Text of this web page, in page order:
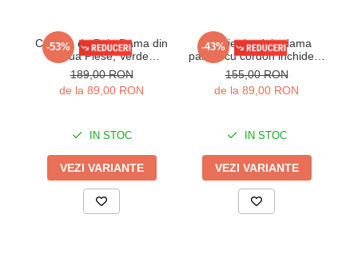
-53%
Costum de Baie Dama din
Doua Piese, Verde
Smarald, Slip cu Talie
Inalta si Sutien cu Detalii
Stralucitoare lm048
189,00 RON
de la 89,00 RON
IN STOC
VEZI VARIANTE
-43%
Rochie de plaja dama
pareo, cu cordon inchidere
in talie, lunga 00122 negru
155,00 RON
de la 89,00 RON
IN STOC
VEZI VARIANTE